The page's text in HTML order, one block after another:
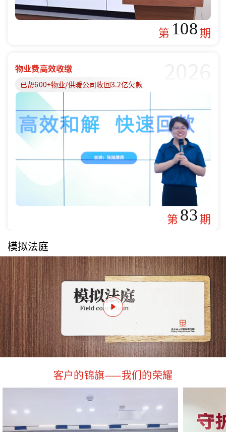
第 108期
物业费高效收缴
已帮600+物业/供暖公司收回3.2亿欠款
第83期
模拟法庭
客户的锦旗——我们的荣耀